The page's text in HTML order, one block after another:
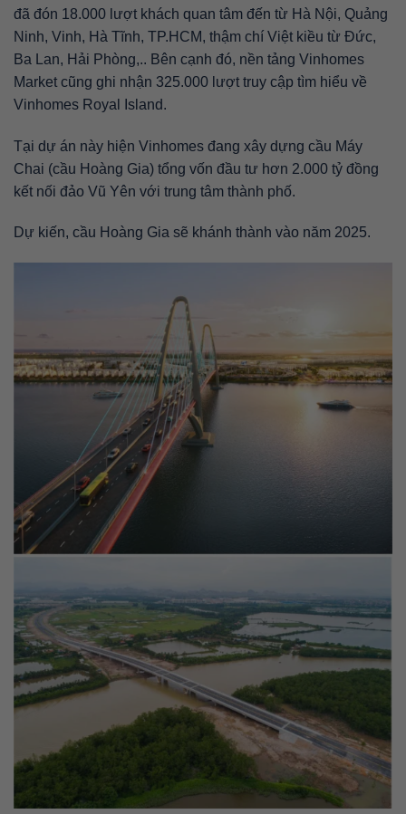
đã đón 18.000 lượt khách quan tâm đến từ Hà Nội, Quảng
Ninh, Vinh, Hà Tĩnh, TP.HCM, thậm chí Việt kiều từ Đức,
Ba Lan, Hải Phòng,.. Bên cạnh đó, nền tảng Vinhomes
Market cũng ghi nhận 325.000 lượt truy cập tìm hiểu về
Vinhomes Royal Island.
Tại dự án này hiện Vinhomes đang xây dựng cầu Máy
Chai (cầu Hoàng Gia) tổng vốn đầu tư hơn 2.000 tỷ đồng
kết nối đảo Vũ Yên với trung tâm thành phố.
Dự kiến, cầu Hoàng Gia sẽ khánh thành vào năm 2025.